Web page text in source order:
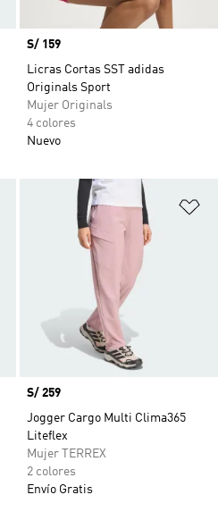
Precio
S/ 159
Licras Cortas SST adidas
Originals Sport
Mujer Originals
4 colores
Nuevo
Añadir a la lista de deseos
Precio
S/ 259
Jogger Cargo Multi Clima365
Liteflex
Mujer TERREX
2 colores
Envío Gratis